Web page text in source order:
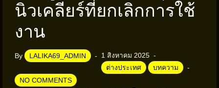
นิวเคลียร์ที่ยกเลิกการใช้
งาน
By LALIKA69_ADMIN
1 สิงหาคม 2025
ต่างประเทศ
บทความ
NO COMMENTS